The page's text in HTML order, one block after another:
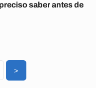
saber antes de
>